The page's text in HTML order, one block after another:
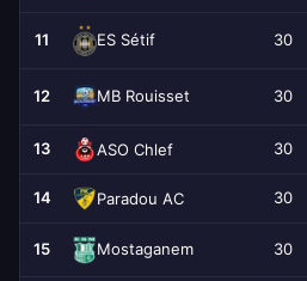
11 ES Sétif 30
12 MB Rouisset 30
13 ASO Chlef 30
14 Paradou AC 30
15 Mostaganem 30